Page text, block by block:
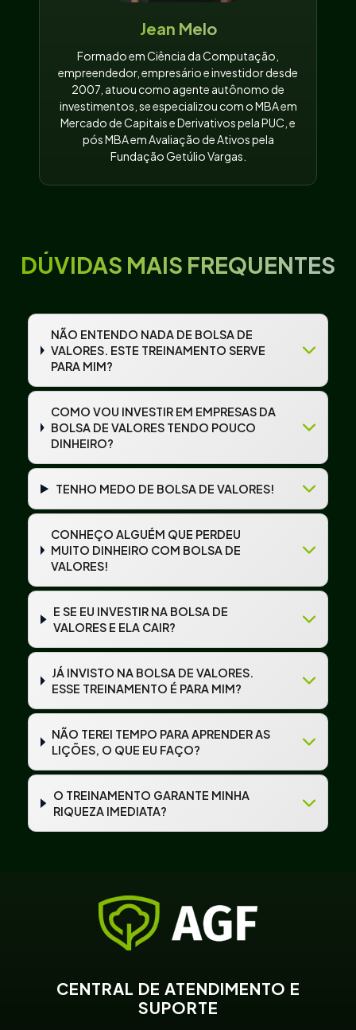
Jean Melo
Formado em Ciência da Computação,
empreendedor, empresário e investidor desde
2007, atuou como agente autônomo de
investimentos, se especializou com o MBA em
Mercado de Capitais e Derivativos pela PUC, e
pós MBA em Avaliação de Ativos pela
Fundação Getúlio Vargas.
DÚVIDAS MAIS FREQUENTES
NÃO ENTENDO NADA DE BOLSA DE
VALORES. ESTE TREINAMENTO SERVE
PARA MIM?
COMO VOU INVESTIR EM EMPRESAS DA
BOLSA DE VALORES TENDO POUCO
DINHEIRO?
TENHO MEDO DE BOLSA DE VALORES!
CONHEÇO ALGUÉM QUE PERDEU
MUITO DINHEIRO COM BOLSA DE
VALORES!
E SE EU INVESTIR NA BOLSA DE
VALORES E ELA CAIR?
JÁ INVISTO NA BOLSA DE VALORES.
ESSE TREINAMENTO É PARA MIM?
NÃO TEREI TEMPO PARA APRENDER AS
LIÇÕES, O QUE EU FAÇO?
O TREINAMENTO GARANTE MINHA
RIQUEZA IMEDIATA?
CENTRAL DE ATENDIMENTO E
SUPORTE